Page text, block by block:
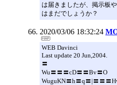
は届きましたが、掲示板
はまだでしょうか？
2020/03/06 18:32:24
WEB Davinci
Last update 20 Jun,2004.
〓
Wu〓〓〓cD〓〓Bv〓O
WuguKN〓h〓q〓|〓〓〓